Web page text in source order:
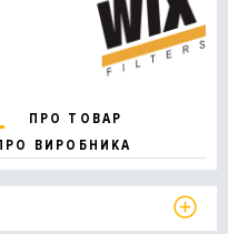
ПРО ТОВАР
ВИРОБНИКА